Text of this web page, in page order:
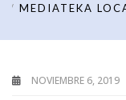
MEDIATEKA
NOVIEMBRE 6, 2019